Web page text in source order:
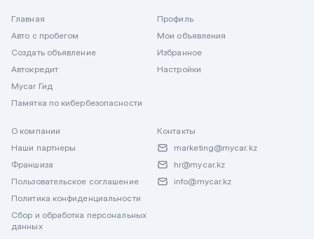
Главная
Авто с пробегом
Создать объявление
Автокредит
Mycar Гид
Памятка по кибербезопасности
Профиль
Мои объявления
Избранное
Настройки
О компании
Наши партнеры
Франшиза
Пользовательское соглашение
Политика конфиденциальности
Сбор и обработка персональных
данных
Контакты
marketing@mycar.kz
hr@mycar.kz
info@mycar.kz